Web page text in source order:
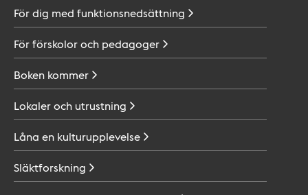
För dig med funktionsnedsättning
För förskolor och pedagoger
Boken kommer
Lokaler och utrustning
Låna en kulturupplevelse
Släktforskning